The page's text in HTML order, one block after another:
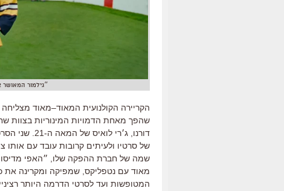
״גילמור המאושר 2״ עם אדם סנדלר בנטפליקס. כדור בראש
הקריירה הקולנועית המאוד–מאוד
שהפך מאחת הדמויות המינוריות בצוות
דורנו, ג׳רי לואיס של המאה ה-21. שני
של סרטיו ולעיתים קרובות עובד עם אותו
שמה של חברת ההפקה שלו, ״האפי
מאוד עם נטפליקס, שמפיקה ומקרינה את
המטופשות ועד לסרטי הדרמה היותר